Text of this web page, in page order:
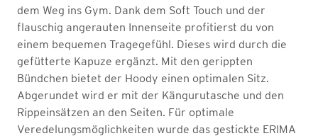
dem Weg ins Gym. Dank dem Soft Touch und der
flauschig angerauten Innenseite profitierst du von
einem bequemen Tragegefühl. Dieses wird durch die
gefütterte Kapuze ergänzt. Mit den gerippten
Bündchen bietet der Hoody einen optimalen Sitz.
Abgerundet wird er mit der Kängurutasche und den
Rippeinsätzen an den Seiten. Für optimale
Veredelungsmöglichkeiten wurde das gestickte ERIMA